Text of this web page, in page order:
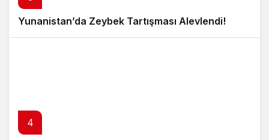
Yunanistan’da Zeybek Tartışması Alevlendi!
4